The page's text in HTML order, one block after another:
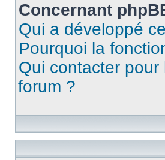
Concernant
Qui a développé
Pourquoi la
Qui contacter
forum ?